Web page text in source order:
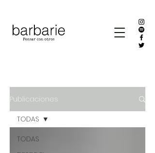
Publicaciones
TODAS
TODAS